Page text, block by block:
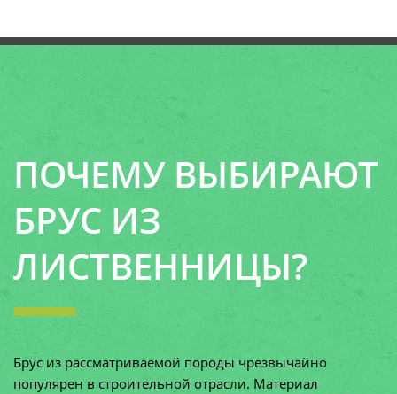
ПОЧЕМУ ВЫБИРАЮТ
БРУС ИЗ
ЛИСТВЕННИЦЫ?
Брус из рассматриваемой породы чрезвычайно
популярен в строительной отрасли. Материал